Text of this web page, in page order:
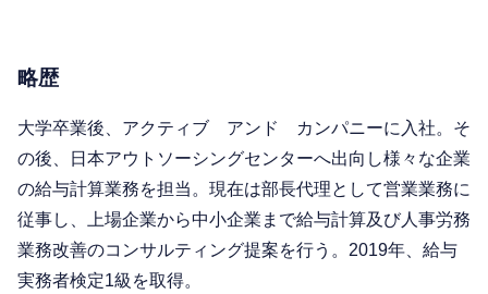
略歴
大学卒業後、アクティブ アンド カンパニーに入社。そ
の後、日本アウトソーシングセンターへ出向し様々な企業
の給与計算業務を担当。現在は部長代理として営業業務に
従事し、上場企業から中小企業まで給与計算及び人事労務
業務改善のコンサルティング提案を行う。2019年、給与
実務者検定1級を取得。